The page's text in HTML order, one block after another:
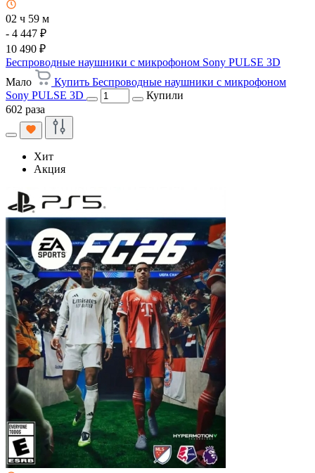
02 ч 59 м
- 4 447 ₽
10 490 ₽
Беспроводные наушники с микрофоном Sony PULSE 3D
Мало
Купить Беспроводные наушники с микрофоном
Sony PULSE 3D
Купили
602 раза
Хит
Акция